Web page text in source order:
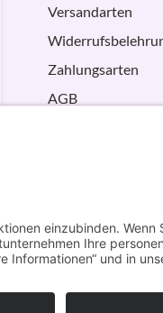
Versandarten
Zahlungsarten
AGB